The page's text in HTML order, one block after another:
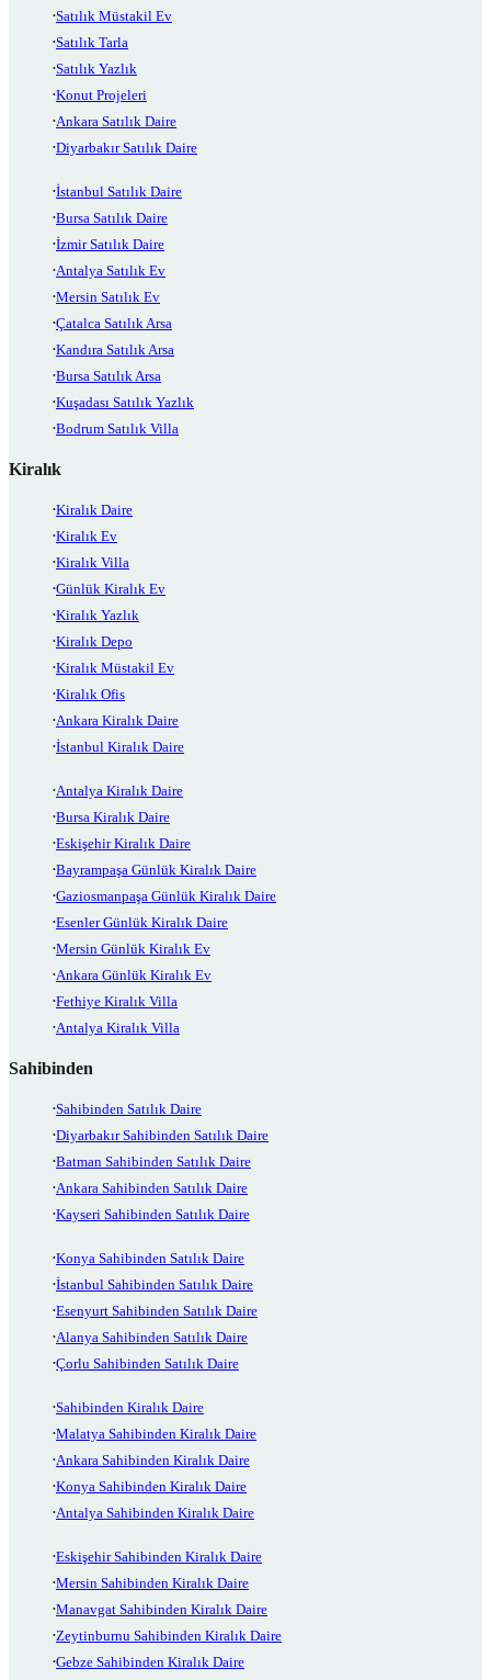
Satılık Müstakil Ev
Satılık Tarla
Satılık Yazlık
Konut Projeleri
Ankara Satılık Daire
Diyarbakır Satılık Daire
İstanbul Satılık Daire
Bursa Satılık Daire
İzmir Satılık Daire
Antalya Satılık Ev
Mersin Satılık Ev
Çatalca Satılık Arsa
Kandıra Satılık Arsa
Bursa Satılık Arsa
Kuşadası Satılık Yazlık
Bodrum Satılık Villa
Kiralık
Kiralık Daire
Kiralık Ev
Kiralık Villa
Günlük Kiralık Ev
Kiralık Yazlık
Kiralık Depo
Kiralık Müstakil Ev
Kiralık Ofis
Ankara Kiralık Daire
İstanbul Kiralık Daire
Antalya Kiralık Daire
Bursa Kiralık Daire
Eskişehir Kiralık Daire
Bayrampaşa Günlük Kiralık Daire
Gaziosmanpaşa Günlük Kiralık Daire
Esenler Günlük Kiralık Daire
Mersin Günlük Kiralık Ev
Ankara Günlük Kiralık Ev
Fethiye Kiralık Villa
Antalya Kiralık Villa
Sahibinden
Sahibinden Satılık Daire
Diyarbakır Sahibinden Satılık Daire
Batman Sahibinden Satılık Daire
Ankara Sahibinden Satılık Daire
Kayseri Sahibinden Satılık Daire
Konya Sahibinden Satılık Daire
İstanbul Sahibinden Satılık Daire
Esenyurt Sahibinden Satılık Daire
Alanya Sahibinden Satılık Daire
Çorlu Sahibinden Satılık Daire
Sahibinden Kiralık Daire
Malatya Sahibinden Kiralık Daire
Ankara Sahibinden Kiralık Daire
Konya Sahibinden Kiralık Daire
Antalya Sahibinden Kiralık Daire
Eskişehir Sahibinden Kiralık Daire
Mersin Sahibinden Kiralık Daire
Manavgat Sahibinden Kiralık Daire
Zeytinburnu Sahibinden Kiralık Daire
Gebze Sahibinden Kiralık Daire